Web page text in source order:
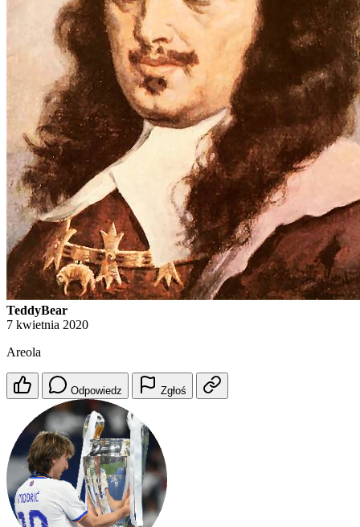
TeddyBear
7 kwietnia 2020
Areola
Odpowiedz Zgłoś